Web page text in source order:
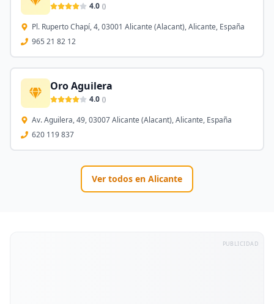
4.0 ()
Pl. Ruperto Chapí, 4, 03001 Alicante (Alacant), Alicante, España
965 21 82 12
Oro Aguilera
4.0 ()
Av. Aguilera, 49, 03007 Alicante (Alacant), Alicante, España
620 119 837
Ver todos en Alicante
PUBLICIDAD